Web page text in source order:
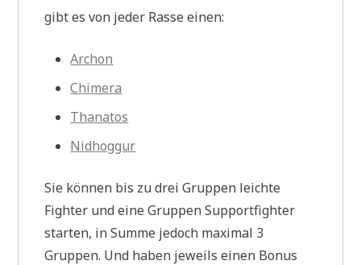
gibt es von jeder Rasse einen:
Archon
Chimera
Thanatos
Nidhoggur
Sie können bis zu drei Gruppen leichte
Fighter und eine Gruppen Supportfighter
starten, in Summe jedoch maximal 3
Gruppen. Und haben jeweils einen Bonus